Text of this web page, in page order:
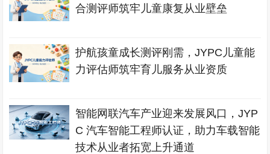
合测评师筑牢儿童康复从业壁垒
护航孩童成长测评刚需，JYPC儿童能
力评估师筑牢育儿服务从业资质
智能网联汽车产业迎来发展风口，JYP
C 汽车智能工程师认证，助力车载智能
技术从业者拓宽上升通道